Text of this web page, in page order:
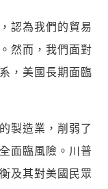
認為我們的貿易
然而，我們面對
，美國長期面臨
製造業，削弱了
面臨風險。川普
及其對美國民眾